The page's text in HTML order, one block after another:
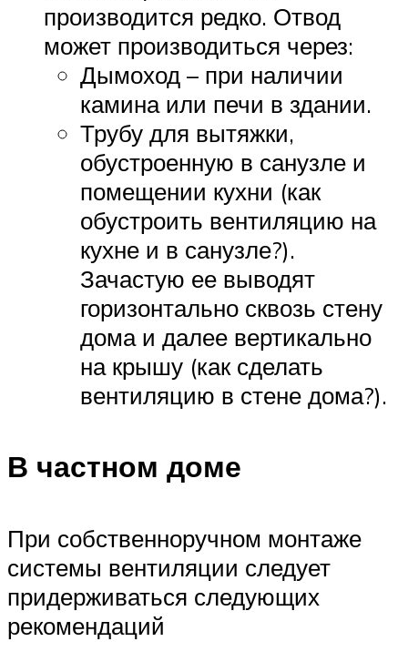
производится редко. Отвод
может производиться через:
Дымоход – при наличии
камина или печи в здании.
Трубу для вытяжки,
обустроенную в санузле и
помещении кухни (как
обустроить вентиляцию на
кухне и в санузле?).
Зачастую ее выводят
горизонтально сквозь стену
дома и далее вертикально
на крышу (как сделать
вентиляцию в стене дома?).
В частном доме
При собственноручном монтаже
системы вентиляции следует
придерживаться следующих
рекомендаций